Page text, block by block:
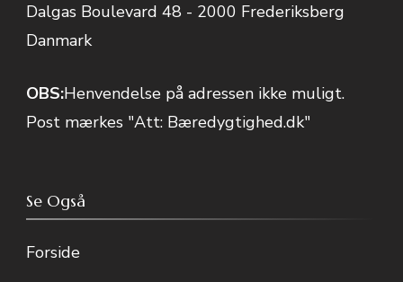
Dalgas Boulevard 48 - 2000 Frederiksberg
Danmark
OBS:Henvendelse på adressen ikke muligt.
Post mærkes "Att: Bæredygtighed.dk"
Se Også
Forside